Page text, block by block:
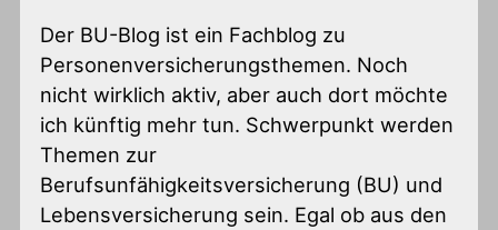
Der BU-Blog ist ein Fachblog zu
Personenversicherungsthemen. Noch
nicht wirklich aktiv, aber auch dort möchte
ich künftig mehr tun. Schwerpunkt werden
Themen zur
Berufsunfähigkeitsversicherung (BU) und
Lebensversicherung sein. Egal ob aus den